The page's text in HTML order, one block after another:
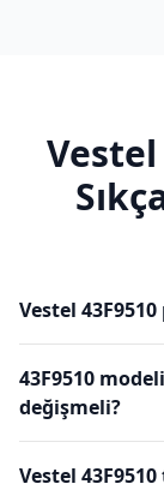
Vestel
Vestel
43F9510
değişmeli?
Vestel